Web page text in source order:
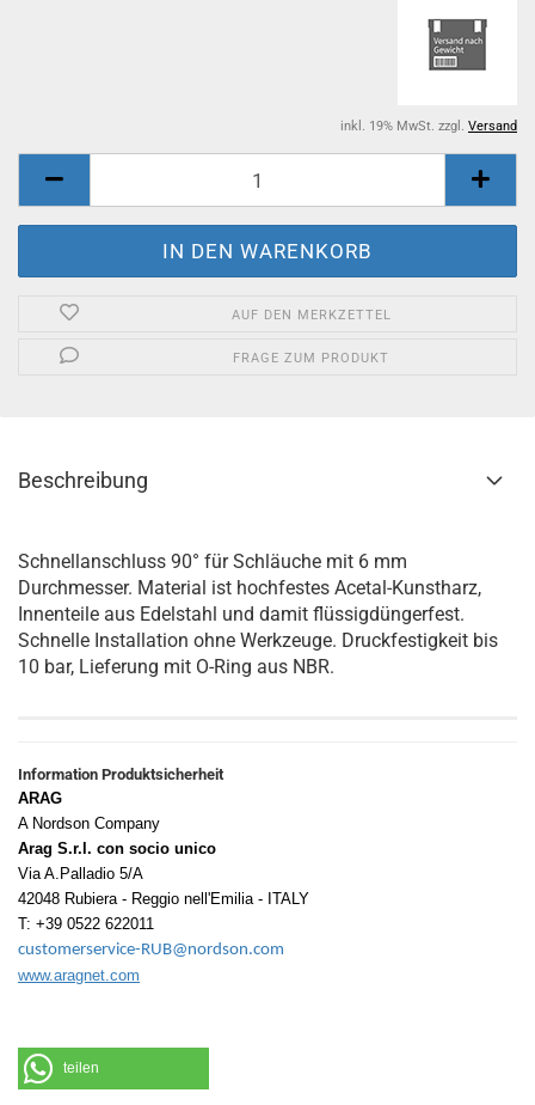
inkl. 19% MwSt. zzgl. Versand
AUF DEN MERKZETTEL
FRAGE ZUM PRODUKT
Beschreibung
Schnellanschluss 90° für Schläuche mit 6 mm
Durchmesser. Material ist hochfestes Acetal-Kunstharz,
Innenteile aus Edelstahl und damit flüssigdüngerfest.
Schnelle Installation ohne Werkzeuge. Druckfestigkeit bis
10 bar, Lieferung mit O-Ring aus NBR.
Information Produktsicherheit
ARAG
A Nordson Company
Arag S.r.l. con socio unico
Via A.Palladio 5/A
42048 Rubiera - Reggio nell'Emilia - ITALY
T: +39 0522 622011
customerservice-RUB@nordson.com
www.aragnet.com
teilen